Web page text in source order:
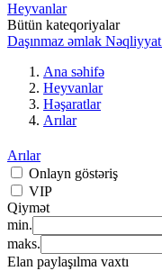
Heyvanlar
Bütün kateqoriyalar
Daşınmaz əmlak Nəqliyyat
Ana səhifə
Heyvanlar
Həşaratlar
Arılar
Arılar
Onlayn göstəriş
VIP
Qiymət
min.
maks.
Elan paylaşılma vaxtı